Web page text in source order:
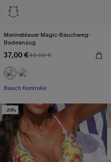
Marineblauer Magic-Bauchweg-
Badeanzug
37,00 €46,00 €
Bauch Kontrolle
-20%